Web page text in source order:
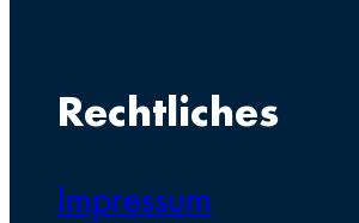
Rechtliches
Impressum